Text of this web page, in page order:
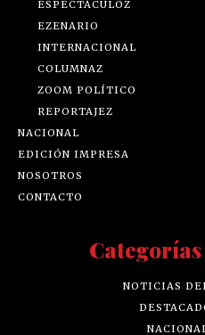
ESPECTÁCULOZ
EZENARIO
INTERNACIONAL
COLUMNAZ
ZOOM POLÍTICO
REPORTAJEZ
NACIONAL
EDICIÓN IMPRESA
NOSOTROS
CONTACTO
NOTICIAS